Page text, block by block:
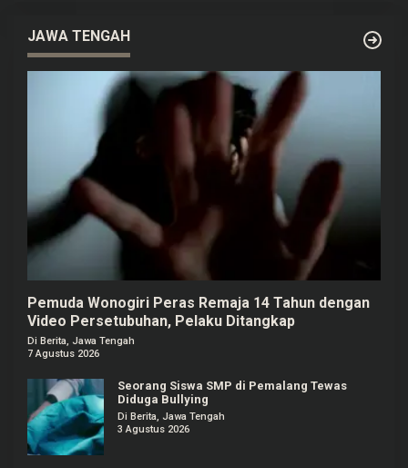
JAWA TENGAH
Pemuda Wonogiri Peras Remaja 14 Tahun dengan
Video Persetubuhan, Pelaku Ditangkap
Di Berita, Jawa Tengah
7 Agustus 2026
Seorang Siswa SMP di Pemalang Tewas
Diduga Bullying
Di Berita, Jawa Tengah
3 Agustus 2026